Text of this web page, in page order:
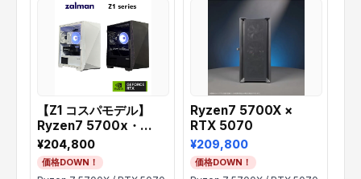
【Z1 コスパモデル】
Ryzen7 5700x・
RTX5070
¥204,800
価格DOWN！
Ryzen7 5700X ×
RTX 5070
¥209,800
価格DOWN！